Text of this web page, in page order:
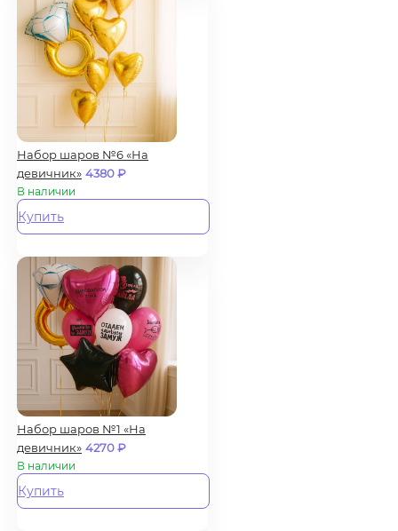
Набор шаров №6 «На
девичник» 4380₽
В наличии
Купить
Набор шаров №1 «На
девичник» 4270₽
В наличии
Купить